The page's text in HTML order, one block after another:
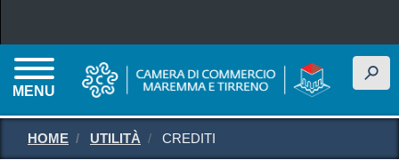
MENU
h
HOME UTILITÀ CREDITI